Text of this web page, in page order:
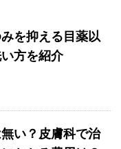
を抑える目薬以
方を紹介
い？皮膚科で治